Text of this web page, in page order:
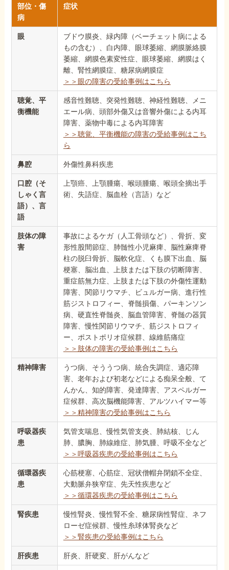
部位・傷
病
症状
眼
ブドウ膜炎、緑内障（ベーチェット病による
もの含む）、白内障、眼球萎縮、網膜脈絡膜
萎縮、網膜色素変性症、眼球萎縮、網膜はく
離、腎性網膜症、糖尿病網膜症
＞＞眼の障害の受給事例はこちら
聴覚、平
衡機能
感音性難聴、突発性難聴、神経性難聴、メニ
エール病、頭部外傷又は音響外傷による内耳
障害、薬物中毒による内耳障害
＞＞聴覚、平衡機能の障害の受給事例はこち
ら
鼻腔 外傷性鼻科疾患
口腔（そ
しゃく言
語）、言
語
上顎癌、上顎腫瘍、喉頭腫瘍、喉頭全摘出手
術、失語症、脳血栓（言語）など
肢体の障
害
事故によるケガ（人工骨頭など）、骨折、変
形性股間節症、肺髄性小児麻痺、脳性麻痺脊
柱の脱臼骨折、脳軟化症、くも膜下出血、脳
梗塞、脳出血、上肢または下肢の切断障害、
重症筋無力症、上肢または下肢の外傷性運動
障害、関節リウマチ、ビュルガー病、進行性
筋ジストロフィー、脊髄損傷、パーキンソン
病、硬直性脊髄炎、脳血管障害、脊髄の器質
障害、慢性関節リウマチ、筋ジストロフィ
ー、ポストポリオ症候群、線維筋痛症
＞＞肢体の障害の受給事例はこちら
精神障害
うつ病、そううつ病、統合失調症、適応障
害、老年および初老などによる痴呆全般、て
んかん、知的障害、発達障害、アスペルガー
症候群、高次脳機能障害、アルツハイマー等
＞＞精神障害の受給事例はこちら
呼吸器疾
患
気管支喘息、慢性気管支炎、肺結核、じん
肺、膿胸、肺線維症、肺気腫、呼吸不全など
＞＞呼吸器疾患の受給事例はこちら
循環器疾
患
心筋梗塞、心筋症、冠状僧帽弁閉鎖不全症、
大動脈弁狭窄症、先天性疾患など
＞＞循環器疾患の受給事例はこちら
腎疾患
慢性腎炎、慢性腎不全、糖尿病性腎症、ネフ
ローゼ症候群、慢性糸球体腎炎など
＞＞腎疾患の受給事例はこちら
肝疾患 肝炎、肝硬変、肝がんなど